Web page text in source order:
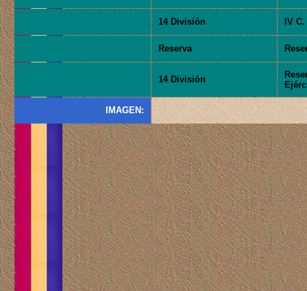
14 División IV
Reserva
14 División
IMAGEN: